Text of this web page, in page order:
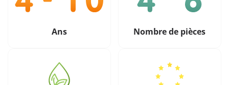
Ans Nombre de pièces